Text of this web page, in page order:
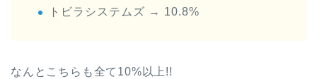
トビラシステムズ → 10.8%
なんとこちらも全て10%以上!!